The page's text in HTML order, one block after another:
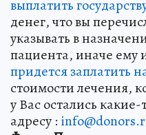
выплатить
денег, что вы
указывать в
пациента, иначе ему
придется заплатить
стоимости лечения,
у Вас остались
адресу :